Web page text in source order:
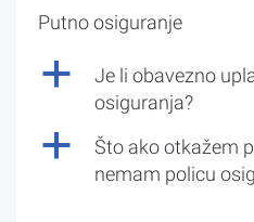
Putno osiguranje
a
Je li obavezno
osiguranja?
a
Što ako otkažem
nemam policu